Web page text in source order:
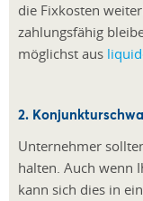
die Fixkosten
zahlungsfähig
möglichst aus
2.
Unternehmer
halten. Auch wenn
kann sich dies in